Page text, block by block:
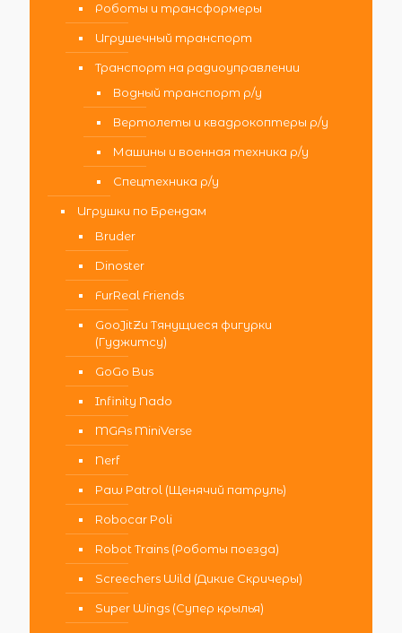
Роботы и трансформеры
Игрушечный транспорт
Транспорт на радиоуправлении
Водный транспорт р/у
Вертолеты и квадрокоптеры р/у
Машины и военная техника р/у
Спецтехника р/у
Игрушки по Брендам
Bruder
Dinoster
FurReal Friends
GooJitZu Тянущиеся фигурки
(Гуджитсу)
GoGo Bus
Infinity Nado
MGAs MiniVerse
Nerf
Paw Patrol (Щенячий патруль)
Robocar Poli
Robot Trains (Роботы поезда)
Screechers Wild (Дикие Скричеры)
Super Wings (Супер крылья)